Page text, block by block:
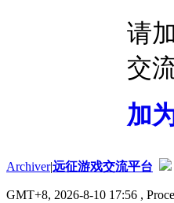
请
交
加
Archiver|远征游戏交流平台
GMT+8, 2026-8-10 17:56 ,